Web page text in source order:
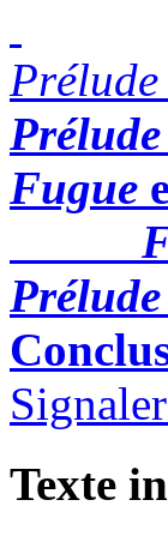
Prélude
Prélude
Fugue
Prélude
Texte